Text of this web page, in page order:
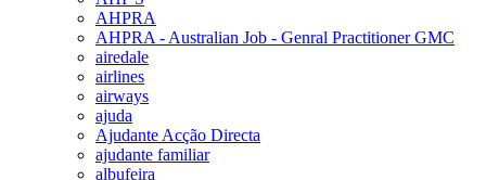
AHPRA
AHPRA - Australian Job - Genral Practitioner GMC
airedale
airlines
airways
ajuda
Ajudante Acção Directa
ajudante familiar
albufeira